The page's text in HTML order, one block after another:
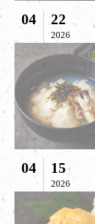
04 22
2026
04 15
2026